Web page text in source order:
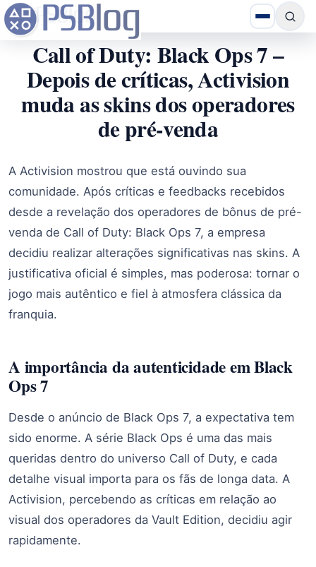
Call of Duty: Black Ops 7 –
Depois de críticas, Activision
muda as skins dos operadores
de pré-venda
A Activision mostrou que está ouvindo sua
comunidade. Após críticas e feedbacks recebidos
desde a revelação dos operadores de bônus de pré-
venda de Call of Duty: Black Ops 7, a empresa
decidiu realizar alterações significativas nas skins. A
justificativa oficial é simples, mas poderosa: tornar o
jogo mais autêntico e fiel à atmosfera clássica da
franquia.
A importância da autenticidade em Black
Ops 7
Desde o anúncio de Black Ops 7, a expectativa tem
sido enorme. A série Black Ops é uma das mais
queridas dentro do universo Call of Duty, e cada
detalhe visual importa para os fãs de longa data. A
Activision, percebendo as críticas em relação ao
visual dos operadores da Vault Edition, decidiu agir
rapidamente.